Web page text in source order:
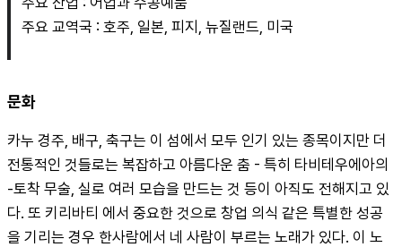
주요 교역국 : 호주, 일본, 피지, 뉴질랜드, 미국
문화
카누 경주, 배구, 축구는 이 섬에서 모두 인기 있는 종목이지만 더
전통적인 것들로는 복잡하고 아름다운 춤 - 특히 타비테우에아의
-토착 무술, 실로 여러 모습을 만드는 것 등이 아직도 전해지고 있
다. 또 키리바티 에서 중요한 것으로 창업 의식 같은 특별한 성공
을 기리는 경우 한사람에서 네 사람이 부르는 노래가 있다. 이 노